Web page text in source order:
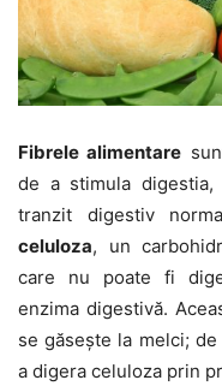
Fibrele alimentare
de a stimula
tranzit digestiv
celuloza, un
care nu poate fi
enzima digestivă.
se găsește la melci;
a digera celuloza prin